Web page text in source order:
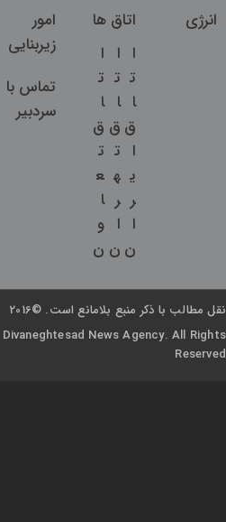
انرژی
اتاق ها
ا
ت
ا
ق
ا
ی
ر
ا
ن
ا
ت
ا
ق
ت
ه
ر
ا
ن
ا
ت
ا
ق
ت
ع
ا
و
ن
امور
زیربنایی
تماس با
سردبیر
نقل مطالب با ذکر منبع بلامانع است. ©2016
Divaneghtesad News Agency. All Rights
Reserved